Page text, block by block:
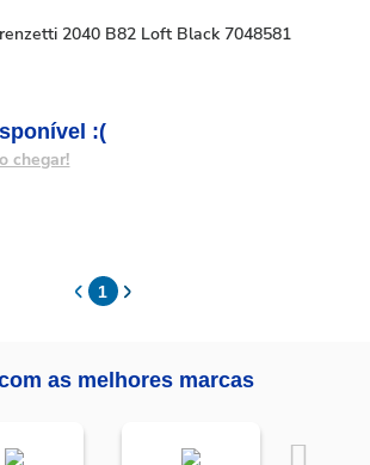
2040 B82 Loft Black 7048581
:(
chegar!
1
as melhores marcas